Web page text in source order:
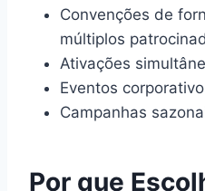
Convenções de
múltiplos
Ativações
Eventos
Campanhas
Por que